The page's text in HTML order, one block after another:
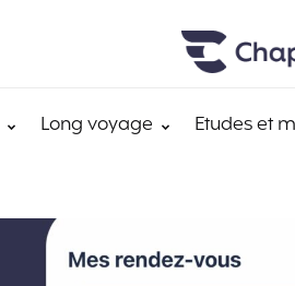
Long voyage Etudes et